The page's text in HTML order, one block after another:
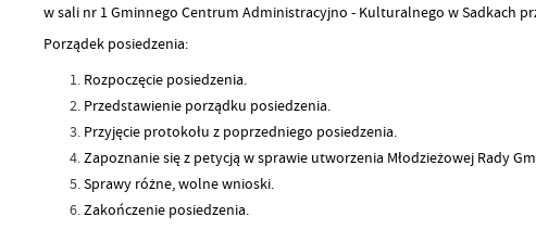
w sali nr 1 Gminnego Centrum Administracyjno - Kulturalnego w Sadkach
Porządek posiedzenia:
Rozpoczęcie posiedzenia.
Przedstawienie porządku posiedzenia.
Przyjęcie protokołu z poprzedniego posiedzenia.
Zapoznanie się z petycją w sprawie utworzenia Młodzieżowej Rady
Sprawy różne, wolne wnioski.
Zakończenie posiedzenia.